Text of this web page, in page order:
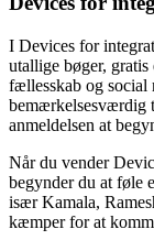
I Devices for
utallige bøger, gratis
fællesskab og social
bemærkelsesværdig
anmeldelsen at
Når du vender
begynder du at føle
især Kamala,
kæmper for at